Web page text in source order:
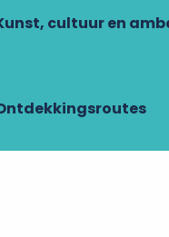
cultuur en
de Richelieu
nabijheid van
die de
met
en het
op